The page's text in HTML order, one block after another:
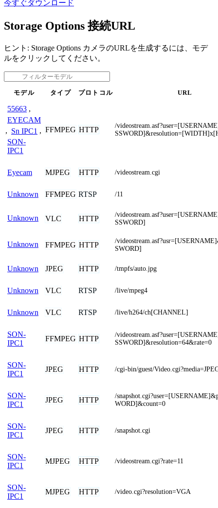
今すぐダウンロード
Storage Options 接続URL
ヒント: Storage Options カメラのURLを生成するには、モデ
ルをクリックしてください。
モデル タイプ プロトコル URL
55663 ,
EYECAM
, Sn IPC1 ,
SON-
IPC1
FFMPEG HTTP
/
Eyecam MJPEG HTTP /videostream.cgi
Unknown FFMPEG RTSP /11
Unknown VLC HTTP
/
SSWORD]
Unknown FFMPEG HTTP
/
SWORD]
Unknown JPEG HTTP /tmpfs/auto.jpg
Unknown VLC RTSP /live/mpeg4
Unknown VLC RTSP /live/h264/ch[CHANNEL]
SON-
IPC1
FFMPEG HTTP
/
SSWORD]&resolution=64&rate=0
SON-
IPC1
JPEG HTTP /cgi-bin/guest/
SON-
IPC1
JPEG HTTP
/
WORD]&count=0
SON-
IPC1
JPEG HTTP /snapshot.cgi
SON-
IPC1
MJPEG HTTP /videostream.cgi?rate=11
SON-
IPC1
MJPEG HTTP /video.cgi?resolution=VGA